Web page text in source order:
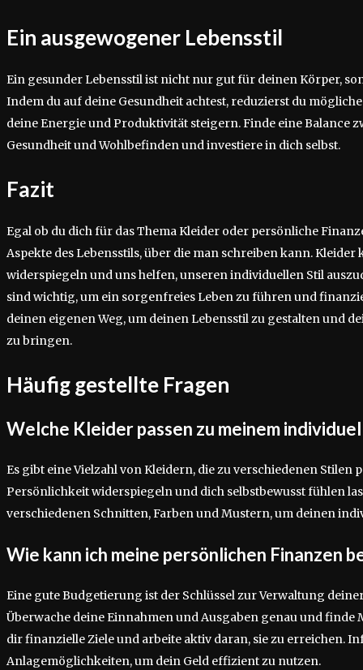
Ein ausgewogener Lebensstil
Ein gesunder Lebensstil ist nicht nur gut für deinen Körper,
Indem du auf deine Gesundheit achtest, reduzierst du
deine Energie und Produktivität steigern. Finde eine Balance
Gesundheit und Wohlbefinden und investiere in dich selbst.
Fazit
Egal ob du dich für das Thema Kleider oder persönliche
Aspekte des Lebensstils, über die man schreiben kann.
widerspiegeln und uns helfen, unseren individuellen Stil
sind wichtig, um ein sorgenfreies Leben zu führen und
deinen eigenen Weg, um deinen Lebensstil zu gestalten und
zu bringen.
Häufig gestellte Fragen
Welche Kleider passen zu meinem
Es gibt eine Vielzahl von Kleidern, die zu verschiedenen Stilen
Persönlichkeit widerspiegeln und dich selbstbewusst fühlen
verschiedenen Schnitten, Farben und Mustern, um deinen
Wie kann ich meine persönlichen Finanzen
Eine gute Budgetierung ist der Schlüssel zur Verwaltung
Überwache deine Einnahmen und Ausgaben genau und finde
dir finanzielle Ziele und arbeite aktiv daran, sie zu erreichen.
Anlagemöglichkeiten, um dein Geld effizient zu nutzen.